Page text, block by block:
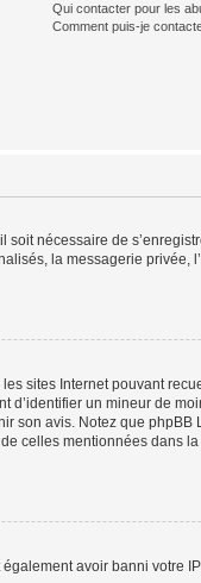
Qui contacter pour les
Comment puis-je
nécessaire de
la messagerie privée,
sites Internet pouvant
un mineur de
avis. Notez que
celles mentionnées dans
avoir banni votre